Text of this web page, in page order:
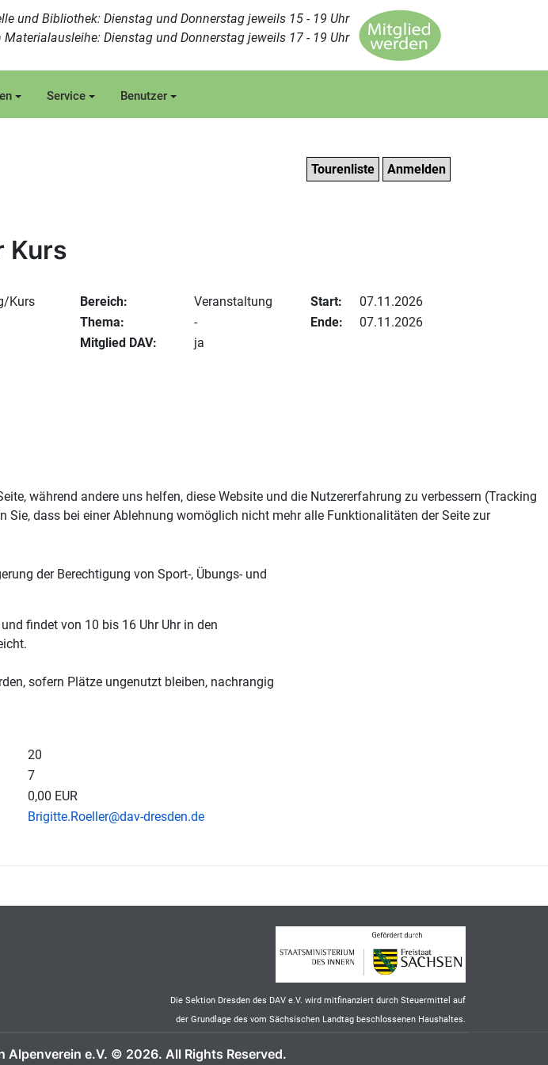
und Bibliothek: Dienstag und Donnerstag jeweils 15 - 19 Uhr
Materialausleihe: Dienstag und Donnerstag jeweils 17 - 19 Uhr
Service Benutzer
Tourenliste Anmelden
Kurs
Kurs Bereich: Veranstaltung Start:
07.11.2026
Thema: - Ende:
07.11.2026
Mitglied DAV:
ja
der Berechtigung von Sport-, Übungs- und
findet von 10 bis 16 Uhr Uhr in den
sofern Plätze ungenutzt bleiben, nachrangig
20
7
0,00 EUR
Brigitte.Roeller@dav-dresden.de
Die Sektion Dresden des DAV e.V. wird mitfinanziert durch Steuermittel auf
der Grundlage des vom Sächsischen Landtag beschlossenen Haushaltes.
e.V. © 2026. All Rights Reserved.
während andere uns helfen, diese Website und die Nutzererfahrung zu verbessern (Tracking
dass bei einer Ablehnung womöglich nicht mehr alle Funktionalitäten der Seite zur